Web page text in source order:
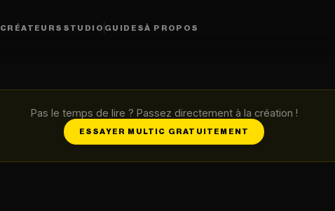
CRÉATEURS STUDIO GUIDESÀ PROPOS
Pas le temps de lire ? Passez directement à la création !
ESSAYER MULTIC GRATUITEMENT